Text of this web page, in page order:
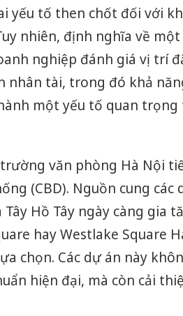
yếu tố then chốt đối với
nhiên, định nghĩa về một
nghiệp đánh giá vị trí
nhân tài, trong đó khả
một yếu tố quan trọng
văn phòng Hà Nội
(CBD). Nguồn cung các
Hồ Tây ngày càng gia
hay Westlake Square
chọn. Các dự án này
hiện đại, mà còn cải